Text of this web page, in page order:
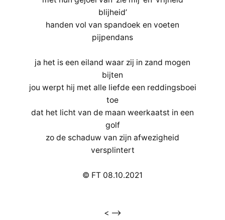
blijheid’
handen vol van spandoek en voeten
pijpendans
ja het is een eiland waar zij in zand mogen
bijten
jou werpt hij met alle liefde een reddingsboei
toe
dat het licht van de maan weerkaatst in een
golf
zo de schaduw van zijn afwezigheid
versplintert
© FT 08.10.2021
< –>